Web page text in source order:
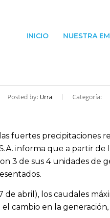
INICIO NUESTRA
Posted by: Urra Categoría:
fuertes precipitaciones
informa que a partir
3 de sus 4 unidades de
de abril), los caudales
cambio en la generación,